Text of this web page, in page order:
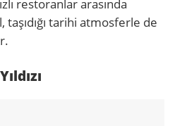
restoranlar arasında
taşıdığı tarihi atmosferle de